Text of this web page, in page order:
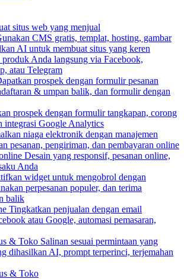
situs web yang menjual
CMS gratis, templat, hosting, gambar
AI untuk membuat situs yang keren
produk Anda langsung via Facebook,
atau Telegram
prospek dengan formulir pesanan
& umpan balik, dan formulir dengan
prospek dengan formulir tangkapan, corong
integrasi Google Analytics
niaga elektronik dengan manajemen
pesanan, pengiriman, dan pembayaran online
Desain yang responsif, pesanan online,
Anda
widget untuk mengobrol dengan
perpesanan populer, dan terima
balik
Tingkatkan penjualan dengan email
atau Google, automasi pemasaran,
& Toko Salinan sesuai permintaan yang
dihasilkan AI, prompt terperinci, terjemahan
& Toko